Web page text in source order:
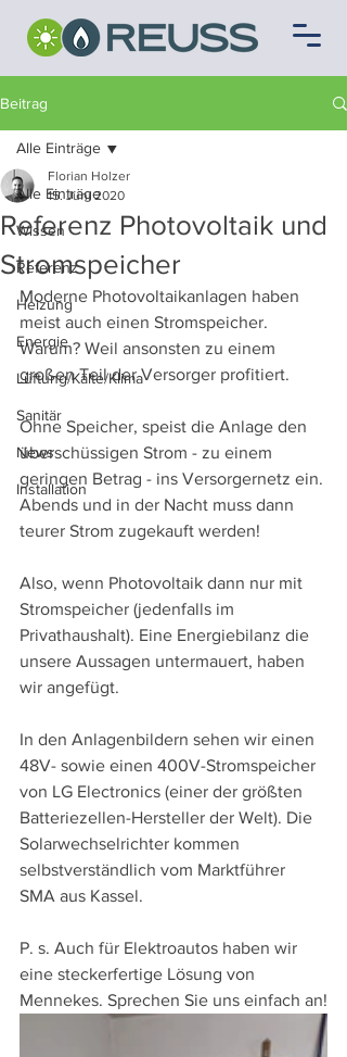
Beitrag
Alle Einträge
Wissen
Referenz
Heizung
Energie
Lüftung/Kälte/Klima
Sanitär
News
Installation
Alle Einträge
Referenz Photovoltaik und
Stromspeicher
Florian Holzer
15. Juni 2020
Moderne Photovoltaikanlagen haben
meist auch einen Stromspeicher.
Warum? Weil ansonsten zu einem
großen Teil der Versorger profitiert.
Ohne Speicher, speist die Anlage den
überschüssigen Strom - zu einem
geringen Betrag - ins Versorgernetz ein.
Abends und in der Nacht muss dann
teurer Strom zugekauft werden!
Also, wenn Photovoltaik dann nur mit
Stromspeicher (jedenfalls im
Privathaushalt). Eine Energiebilanz die
unsere Aussagen untermauert, haben
wir angefügt.
In den Anlagenbildern sehen wir einen
48V- sowie einen 400V-Stromspeicher
von LG Electronics (einer der größten
Batteriezellen-Hersteller der Welt). Die
Solarwechselrichter kommen
selbstverständlich vom Marktführer
SMA aus Kassel.
P. s. Auch für Elektroautos haben wir
eine steckerfertige Lösung von
Mennekes. Sprechen Sie uns einfach an!